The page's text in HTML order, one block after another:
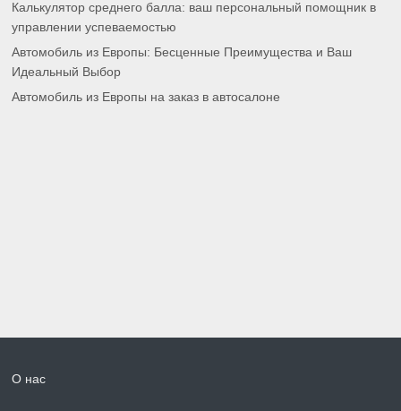
Калькулятор среднего балла: ваш персональный помощник в
управлении успеваемостью
Автомобиль из Европы: Бесценные Преимущества и Ваш
Идеальный Выбор
Автомобиль из Европы на заказ в автосалоне
О нас